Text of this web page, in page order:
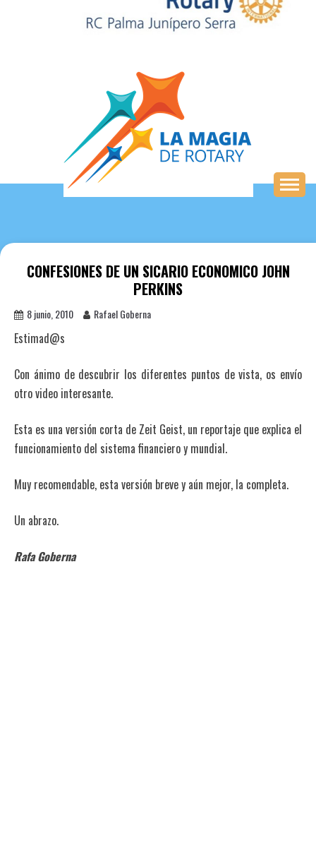
CONFESIONES DE UN SICARIO ECONOMICO JOHN
PERKINS
8 junio, 2010 Rafael Goberna
Estimad@s
Con ánimo de descubrir los diferentes puntos de vista, os envío
otro video interesante.
Esta es una versión corta de Zeit Geist, un reportaje que explica el
funcionamiento del sistema financiero y mundial.
Muy recomendable, esta versión breve y aún mejor, la completa.
Un abrazo.
Rafa Goberna